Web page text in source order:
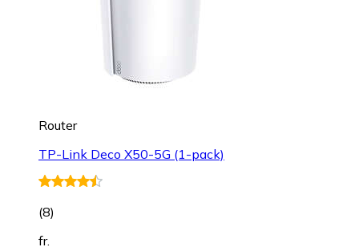
Router
TP-Link Deco X50-5G (1-pack)
(8)
fr.